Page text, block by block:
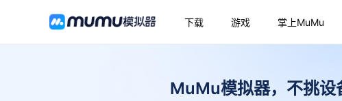
下载 游戏 掌上MuMu
MuMu模拟器，不挑设